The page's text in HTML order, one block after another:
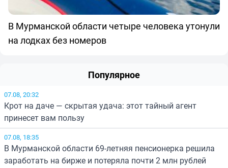
В Мурманской области четыре человека утонули
на лодках без номеров
Популярное
07.08, 20:32
Крот на даче — скрытая удача: этот тайный агент
принесет вам пользу
07.08, 18:35
В Мурманской области 69-летняя пенсионерка решила
заработать на бирже и потеряла почти 2 млн рублей